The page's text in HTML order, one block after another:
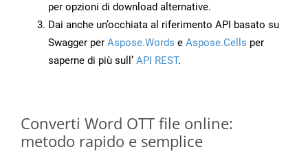
per opzioni di download alternative.
Dai anche un’occhiata al riferimento API basato su
Swagger per Aspose.Words e Aspose.Cells per
saperne di più sull’ API REST.
Converti Word OTT file online:
metodo rapido e semplice